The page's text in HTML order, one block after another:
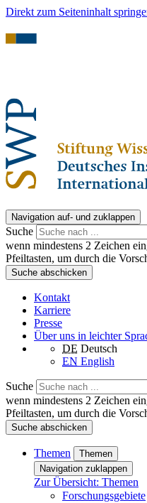
Direkt zum Seiteninhalt
Navigation auf- und zuklappen
Suche
wenn mindestens 2 Zeichen
Pfeiltasten, um durch die
Suche abschicken
Kontakt
Karriere
Presse
Über uns in leichter
DE Deutsch
EN English
Suche
wenn mindestens 2 Zeichen
Pfeiltasten, um durch die
Suche abschicken
Themen
Themen
Navigation zuklappen
Zur Übersicht: Themen
Forschungsgebiete